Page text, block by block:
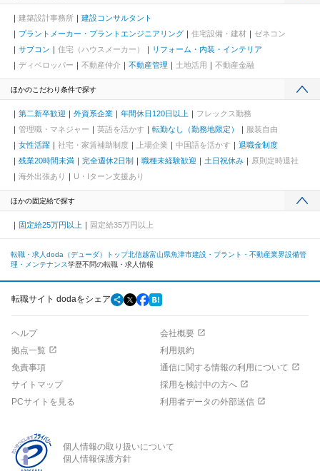
建築設計事務所
建設コンサルタント
プラントメーカー・プラントエンジニアリング
住宅設備・建材
ゼネコン
サブコン
住宅（ハウスメーカー）
リフォーム・内装・インテリア
ディベロッパー
不動産仲介 不動産管理 土地活用 不動産金融
ほかのこだわり条件で探す
第二新卒歓迎 外資系企業 年間休日120日以上
フレックス勤務
管理職・マネジャー
英語を活かす 転勤なし（勤務地限定）
服装自由
女性活躍
社宅・家賃補助制度 上場企業 中国語を活かす
退職金制度
残業20時間未満
完全週休2日制 職種未経験歓迎 土日祝休み
原則定時退社
海外出張あり
U・Iターン支援あり
ほかの固定給で探す
固定給25万円以上 固定給35万円以上
転職・求人doda（デューダ）トップ北信越富山県魚津市建設・プラント・不動産業界設備管
理・メンテナンス学歴不問の転職・求人情報
転職サイト dodaをシェア
ヘルプ
会社概要
拠点一覧
利用規約
免責事項
通信に関する情報の利用について
サイトマップ
採用を検討中の方へ
PCサイトを見る
利用者データの外部送信
個人情報の取り扱いについて
個人情報保護方針